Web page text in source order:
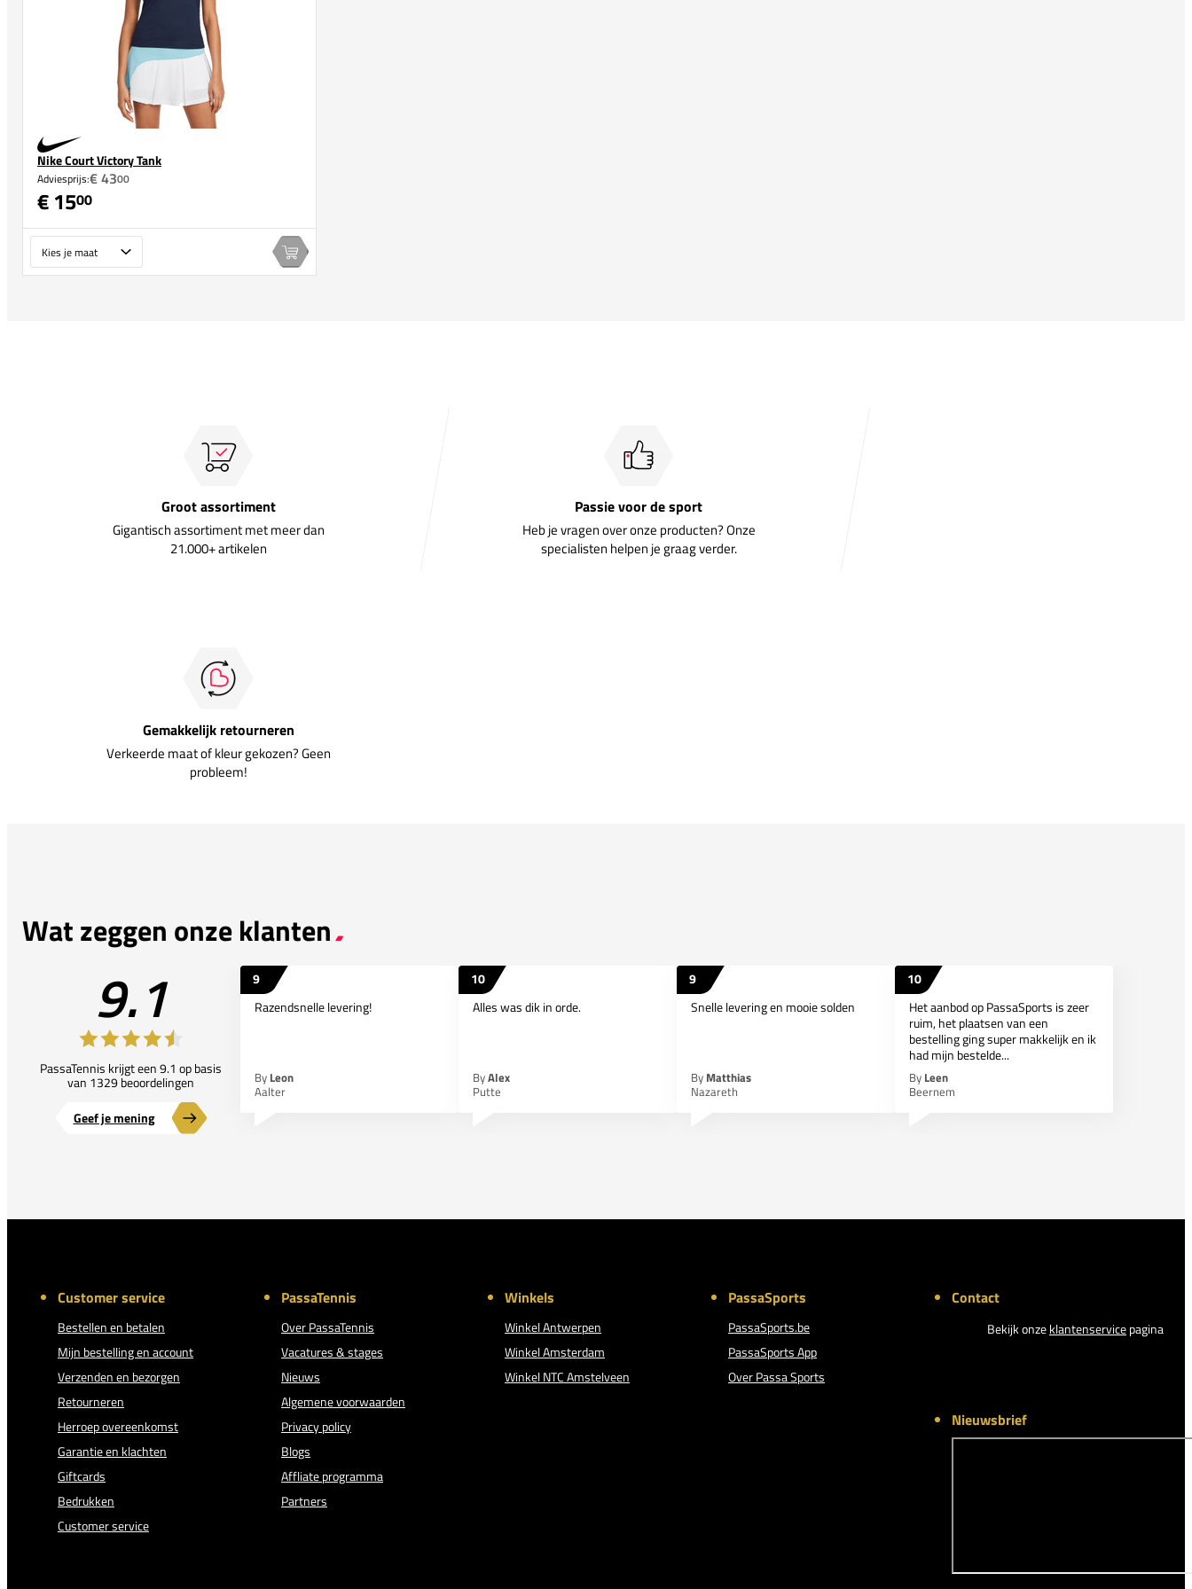
Nike Court Victory Tank
Adviesprijs:€ 4300
€ 1500
In winkelwagen
Groot assortiment
Gigantisch assortiment met meer dan
21.000+ artikelen
Passie voor de sport
Heb je vragen over onze producten? Onze
specialisten helpen je graag verder.
Gemakkelijk retourneren
Verkeerde maat of kleur gekozen? Geen
probleem!
Wat zeggen onze klanten
9.1
PassaTennis krijgt een 9.1 op basis
van 1329 beoordelingen
Geef je mening
9
Razendsnelle levering!
By Leon
Aalter
10
Alles was dik in orde.
ByAlex
Putte
9
Snelle levering en mooie solden
By Matthias
Nazareth
10
Het aanbod op PassaSports is zeer
ruim, het plaatsen van een
bestelling ging super makkelijk en ik
had mijn bestelde...
By Leen
Beernem
Customer service
Bestellen en betalen
Mijn bestelling en account
Verzenden en bezorgen
Retourneren
Herroep overeenkomst
Garantie en klachten
Giftcards
Bedrukken
Customer service
PassaTennis
Over PassaTennis
Vacatures & stages
Nieuws
Algemene voorwaarden
Privacy policy
Blogs
Affliate programma
Partners
Winkels
Winkel Antwerpen
Winkel Amsterdam
Winkel NTC Amstelveen
PassaSports
PassaSports.be
PassaSports App
Over Passa Sports
Contact
Bekijk onzeklantenservicepagina
Nieuwsbrief